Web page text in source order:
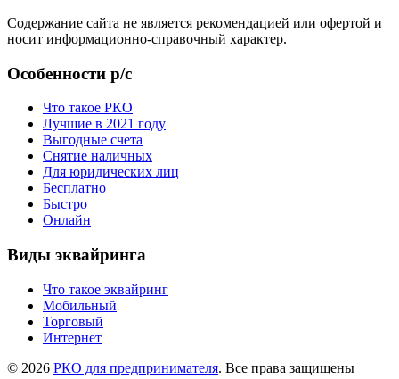
Содержание сайта не является рекомендацией или офертой и
носит информационно-справочный характер.
Особенности р/с
Что такое РКО
Лучшие в 2021 году
Выгодные счета
Снятие наличных
Для юридических лиц
Бесплатно
Быстро
Онлайн
Виды эквайринга
Что такое эквайринг
Мобильный
Торговый
Интернет
© 2026 РКО для предпринимателя. Все права защищены